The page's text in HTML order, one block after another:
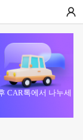
CAR톡에서 나누세